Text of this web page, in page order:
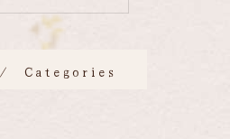
Categories